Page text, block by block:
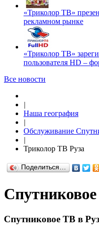
«Триколор ТВ»
рекламном рынке
«Триколор ТВ»
пользователя HD –
Все новости
|
Наша география
|
Обслуживание
|
Триколор ТВ Руза
Поделиться…
Спутниковое ТВ в